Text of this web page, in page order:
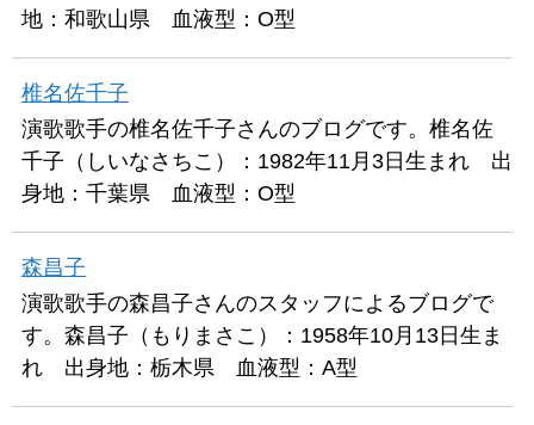
地：和歌山県 血液型：O型
椎名佐千子
演歌歌手の椎名佐千子さんのブログです。椎名佐
千子（しいなさちこ）：1982年11月3日生まれ 出
身地：千葉県 血液型：O型
森昌子
演歌歌手の森昌子さんのスタッフによるブログで
す。森昌子（もりまさこ）：1958年10月13日生ま
れ 出身地：栃木県 血液型：A型